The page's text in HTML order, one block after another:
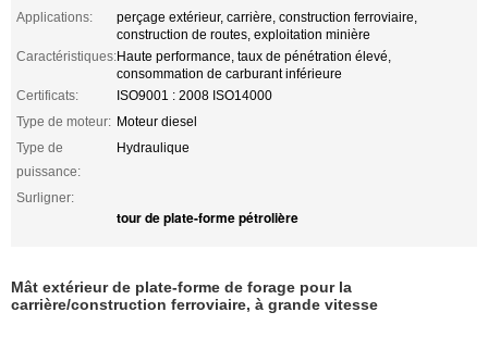
Applications:
perçage extérieur, carrière, construction ferroviaire,
construction de routes, exploitation minière
Caractéristiques:Haute performance, taux de pénétration élevé,
consommation de carburant inférieure
Certificats:
ISO9001 : 2008 ISO14000
Type de moteur: Moteur diesel
Type de
puissance:
Hydraulique
Surligner:
tour de plate-forme pétrolière
Mât extérieur de plate-forme de forage pour la
carrière/construction ferroviaire, à grande vitesse